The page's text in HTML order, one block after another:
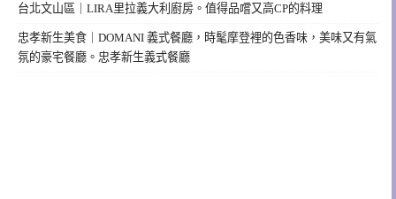
台北文山區｜LIRA里拉義大利廚房。值得品嚐又高CP的料理
忠孝新生美食｜DOMANI 義式餐廳，時髦摩登裡的色香味，美味又有氣
氛的豪宅餐廳。忠孝新生義式餐廳